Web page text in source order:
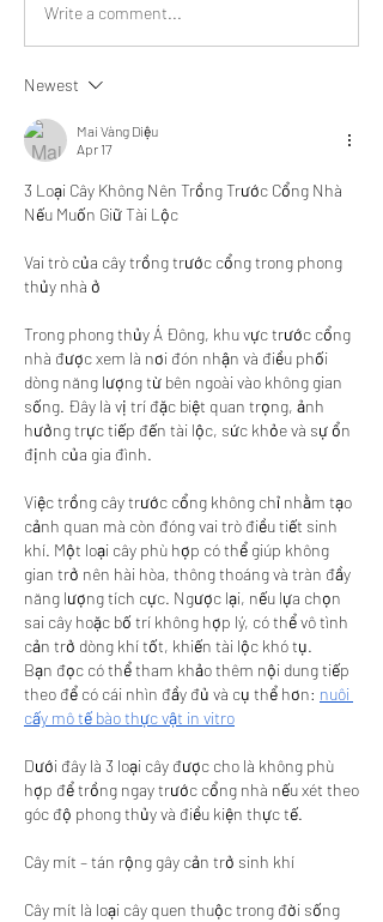
Write a comment...
Newest
Mai Vàng Diệu
Apr 17
3 Loại Cây Không Nên Trồng Trước Cổng Nhà
Nếu Muốn Giữ Tài Lộc
Vai trò của cây trồng trước cổng trong phong
thủy nhà ở
Trong phong thủy Á Đông, khu vực trước cổng
nhà được xem là nơi đón nhận và điều phối
dòng năng lượng từ bên ngoài vào không gian
sống. Đây là vị trí đặc biệt quan trọng, ảnh
hưởng trực tiếp đến tài lộc, sức khỏe và sự ổn
định của gia đình.
Việc trồng cây trước cổng không chỉ nhằm tạo
cảnh quan mà còn đóng vai trò điều tiết sinh
khí. Một loại cây phù hợp có thể giúp không
gian trở nên hài hòa, thông thoáng và tràn đầy
năng lượng tích cực. Ngược lại, nếu lựa chọn
sai cây hoặc bố trí không hợp lý, có thể vô tình
cản trở dòng khí tốt, khiến tài lộc khó tụ.
Bạn đọc có thể tham khảo thêm nội dung tiếp
theo để có cái nhìn đầy đủ và cụ thể hơn: nuôi
cấy mô tế bào thực vật in vitro
Dưới đây là 3 loại cây được cho là không phù
hợp để trồng ngay trước cổng nhà nếu xét theo
góc độ phong thủy và điều kiện thực tế.
Cây mít – tán rộng gây cản trở sinh khí
Cây mít là loại cây quen thuộc trong đời sống